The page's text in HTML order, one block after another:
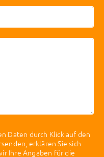
Daten durch Klick auf den
erklären Sie sich
Ihre Angaben für die